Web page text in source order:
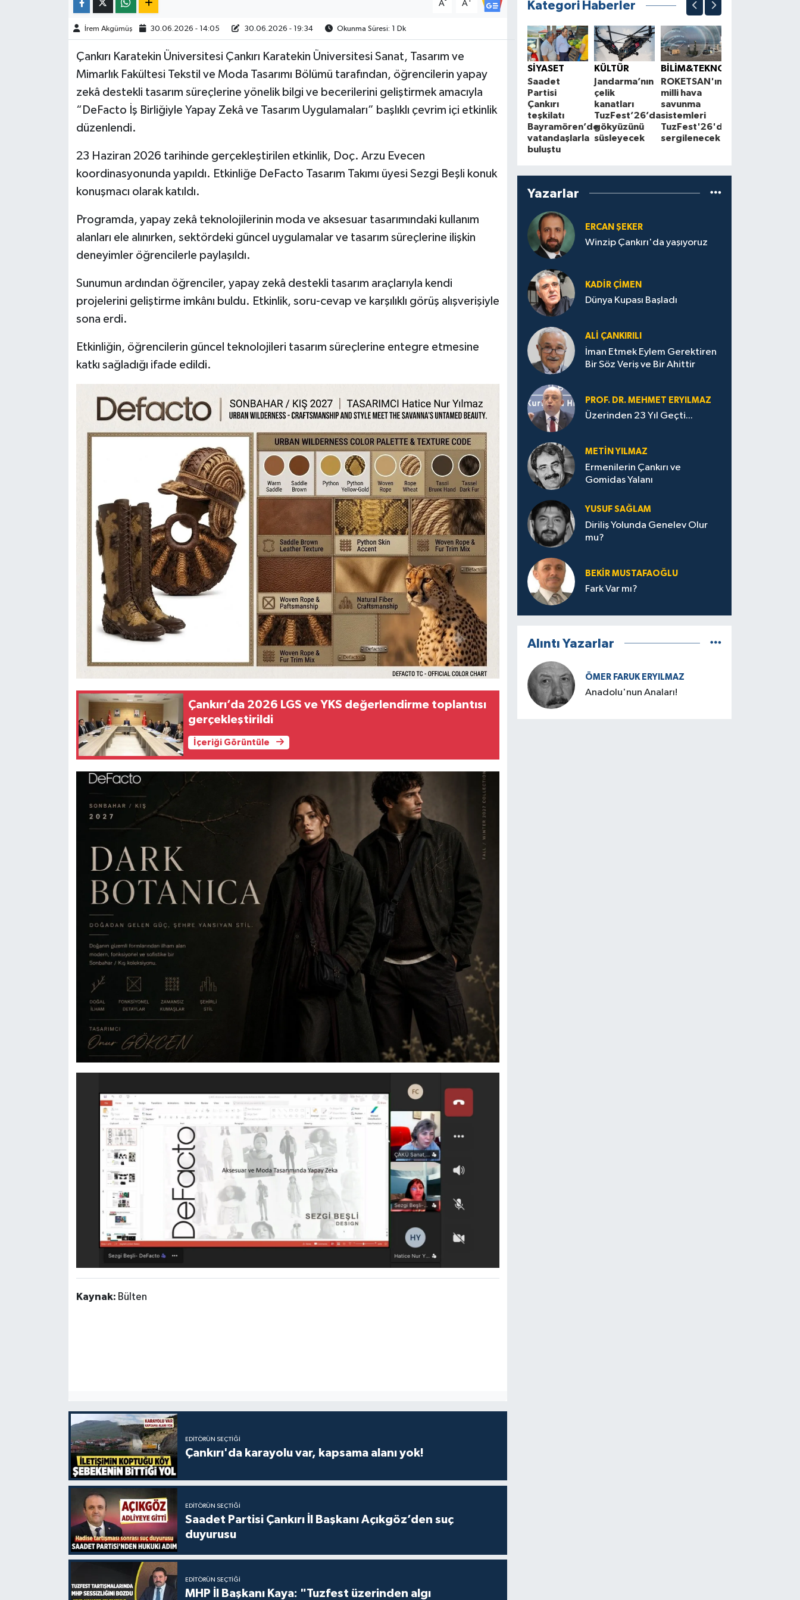
A A
İrem Akgümüş 30.06.2026 - 14:05 30.06.2026 - 19:34 Okunma Süresi: 1 Dk
Çankırı Karatekin Üniversitesi Çankırı Karatekin Üniversitesi Sanat, Tasarım ve
Mimarlık Fakültesi Tekstil ve Moda Tasarımı Bölümü tarafından, öğrencilerin yapay
zekâ destekli tasarım süreçlerine yönelik bilgi ve becerilerini geliştirmek amacıyla
“DeFacto İş Birliğiyle Yapay Zekâ ve Tasarım Uygulamaları” başlıklı çevrim içi etkinlik
düzenlendi.
23 Haziran 2026 tarihinde gerçekleştirilen etkinlik, Doç. Arzu Evecen
koordinasyonunda yapıldı. Etkinliğe DeFacto Tasarım Takımı üyesi Sezgi Beşli konuk
konuşmacı olarak katıldı.
Programda, yapay zekâ teknolojilerinin moda ve aksesuar tasarımındaki kullanım
alanları ele alınırken, sektördeki güncel uygulamalar ve tasarım süreçlerine ilişkin
deneyimler öğrencilerle paylaşıldı.
Sunumun ardından öğrenciler, yapay zekâ destekli tasarım araçlarıyla kendi
projelerini geliştirme imkânı buldu. Etkinlik, soru-cevap ve karşılıklı görüş alışverişiyle
sona erdi.
Etkinliğin, öğrencilerin güncel teknolojileri tasarım süreçlerine entegre etmesine
katkı sağladığı ifade edildi.
Çankırı’da 2026 LGS ve YKS değerlendirme toplantısı
gerçekleştirildi
İçeriği Görüntüle
Kaynak: Bülten
EDITÖRÜN SEÇTIĞI
Çankırı'da karayolu var, kapsama alanı yok!
EDITÖRÜN SEÇTIĞI
Saadet Partisi Çankırı İl Başkanı Açıkgöz’den suç
duyurusu
EDITÖRÜN SEÇTIĞI
MHP İl Başkanı Kaya: "Tuzfest üzerinden algı
Kategori Haberler
SİYASET
Saadet
Partisi
Çankırı
teşkilatı
Bayramören’de
vatandaşlarla
buluştu
KÜLTÜR
Jandarma’nın
çelik
kanatları
TuzFest’26’da
gökyüzünü
süsleyecek
BİLİM&TEKNOLOJİ
ROKETSAN'ın
milli hava
savunma
sistemleri
TuzFest'26'da
sergilenecek
Yazarlar
ERCAN ŞEKER
Winzip Çankırı'da yaşıyoruz
KADIR ÇIMEN
Dünya Kupası Başladı
ALI ÇANKIRILI
İman Etmek Eylem Gerektiren
Bir Söz Veriş ve Bir Ahittir
PROF. DR. MEHMET ERYILMAZ
Üzerinden 23 Yıl Geçti...
METIN YILMAZ
Ermenilerin Çankırı ve
Gomidas Yalanı
YUSUF SAĞLAM
Diriliş Yolunda Genelev Olur
mu?
BEKIR MUSTAFAOĞLU
Fark Var mı?
Alıntı Yazarlar
ÖMER FARUK ERYILMAZ
Anadolu'nun Anaları!
TÜRKİYE